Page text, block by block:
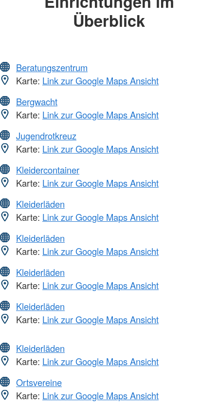
Überblick
Beratungszentrum
Karte: Link zur Google Maps Ansicht
Bergwacht
Karte: Link zur Google Maps Ansicht
Jugendrotkreuz
Karte: Link zur Google Maps Ansicht
Kleidercontainer
Karte: Link zur Google Maps Ansicht
Kleiderläden
Karte: Link zur Google Maps Ansicht
Kleiderläden
Karte: Link zur Google Maps Ansicht
Kleiderläden
Karte: Link zur Google Maps Ansicht
Kleiderläden
Karte: Link zur Google Maps Ansicht
Kleiderläden
Karte: Link zur Google Maps Ansicht
Ortsvereine
Karte: Link zur Google Maps Ansicht